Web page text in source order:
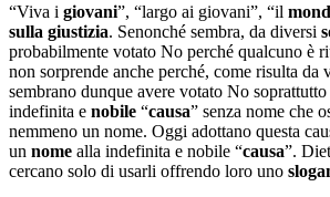
“Viva i giovani”, “largo ai giovani”, “il
sulla giustizia. Senonché sembra, da diversi
probabilmente votato No perché qualcuno è
non sorprende anche perché, come risulta da
sembrano dunque avere votato No
indefinita e nobile “causa” senza nome che
nemmeno un nome. Oggi adottano questa
un nome alla indefinita e nobile “causa”.
cercano solo di usarli offrendo loro uno